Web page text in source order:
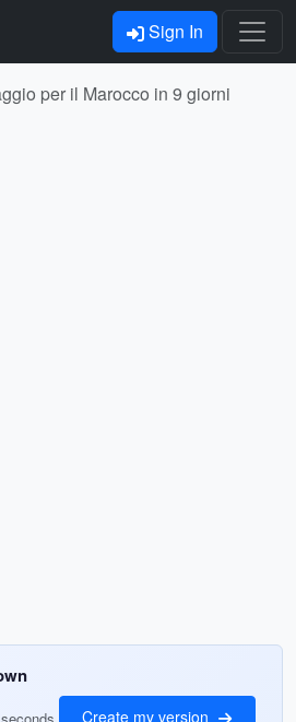
Sign In
per il Marocco in 9 giorni
Create my version